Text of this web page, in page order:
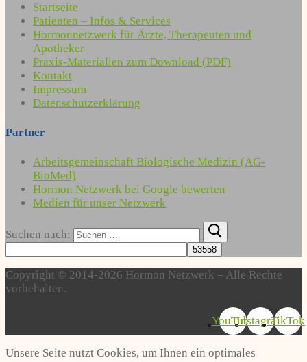
Startseite
Patienten – Infos & Services
Hormonnetzwerk für Ärzte, Therapeuten und
Apotheker
Praxis-Materialien zum Download (PDF)
Kontakt
Impressum
Datenschutzerklärung
Partner
Arbeitsgemeinschaft Biologische Medizin (AG-
BioMed)
Hormon Netzwerk bei Google bewerten
Medien für unser Netzwerk
Suchen nach:
Copyright © 2014-2026 Hormon Netzwerk – Alle Rechte
vorbehalten.
YouTubeInstagramTikTok
Unsere Seite nutzt Cookies, um Ihnen ein optimales